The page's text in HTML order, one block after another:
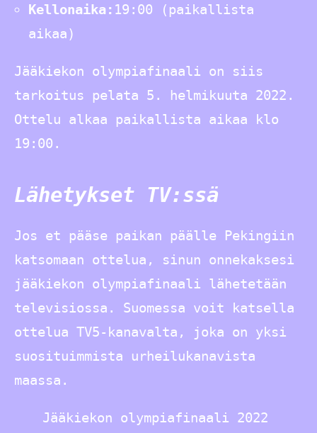
Kellonaika: 19:00 (paikallista
aikaa)
Jääkiekon olympiafinaali on siis
tarkoitus pelata 5. helmikuuta 2022.
Ottelu alkaa paikallista aikaa klo
19:00.
Lähetykset TV:ssä
Jos et pääse paikan päälle Pekingiin
katsomaan ottelua, sinun onnekaksesi
jääkiekon olympiafinaali lähetetään
televisiossa. Suomessa voit katsella
ottelua TV5-kanavalta, joka on yksi
suosituimmista urheilukanavista
maassa.
Jääkiekon olympiafinaali 2022